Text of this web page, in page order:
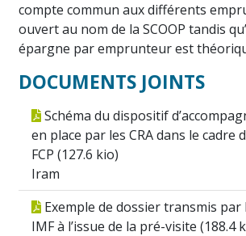
compte commun aux différents
ouvert au nom de la SCOOP tandis
épargne par emprunteur est
DOCUMENTS JOINTS
Schéma du dispositif
en place par les CRA dans le cadre
FCP (127.6 kio)
Iram
Exemple de dossier transmis par
IMF à l’issue de la pré-visite (188.4